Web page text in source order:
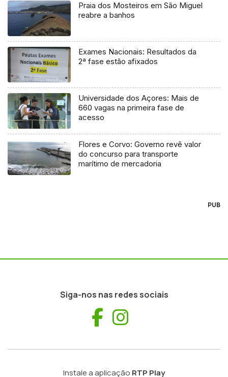
Praia dos Mosteiros em São Miguel
reabre a banhos
Exames Nacionais: Resultados da
2ª fase estão afixados
Universidade dos Açores: Mais de
660 vagas na primeira fase de
acesso
Flores e Corvo: Governo revê valor
do concurso para transporte
marítimo de mercadoria
PUB
Siga-nos nas redes sociais
Facebook
Instale a aplicação RTP Play